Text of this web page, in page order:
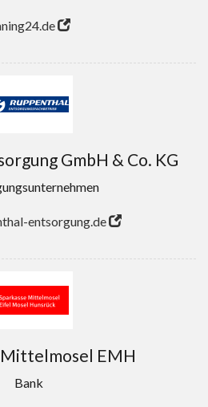
GmbH & Co. KG
entsorgung.de
Mittelmosel EMH
Bank